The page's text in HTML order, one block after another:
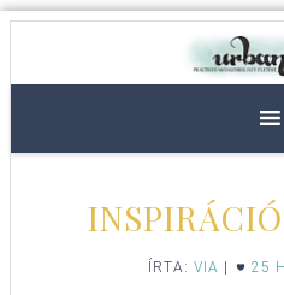
ÍRTA: VIA 25